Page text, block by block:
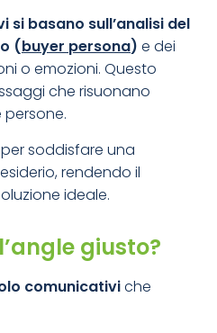
si basano sull’analisi del
(buyer persona) e dei
o emozioni. Questo
che risuonano
soddisfare una
rendendo il
ideale.
giusto?
comunicativiche